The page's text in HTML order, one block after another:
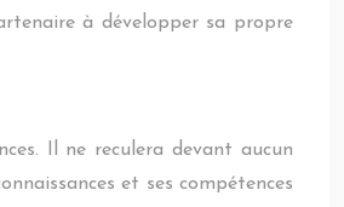
à développer sa propre
Il ne reculera devant aucun
et ses compétences